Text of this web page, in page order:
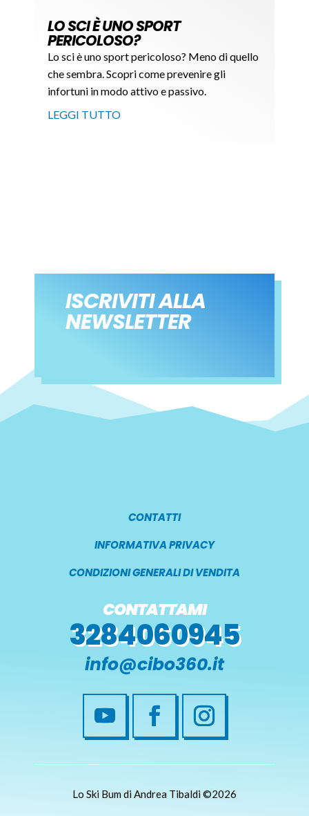
LO SCI È UNO SPORT
PERICOLOSO?
Lo sci è uno sport pericoloso? Meno di quello
che sembra. Scopri come prevenire gli
infortuni in modo attivo e passivo.
LEGGI TUTTO
ISCRIVITI ALLA
NEWSLETTER
CONTATTI
INFORMATIVA PRIVACY
CONDIZIONI GENERALI DI VENDITA
CONTATTAMI
3284060945
info@cibo360.it
Lo Ski Bum di Andrea Tibaldi ©2026